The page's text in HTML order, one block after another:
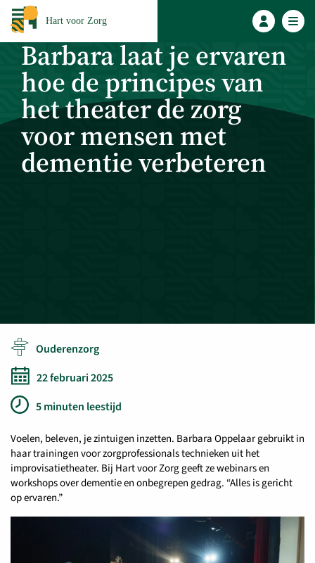
Hart voor Zorg
Barbara laat je ervaren
hoe de principes van
het theater de zorg
voor mensen met
dementie verbeteren
Ouderenzorg
22 februari 2025
5 minuten leestijd
Voelen, beleven, je zintuigen inzetten. Barbara Oppelaar gebruikt in
haar trainingen voor zorgprofessionals technieken uit het
improvisatietheater. Bij Hart voor Zorg geeft ze webinars en
workshops over dementie en onbegrepen gedrag. “Alles is gericht
op ervaren.”